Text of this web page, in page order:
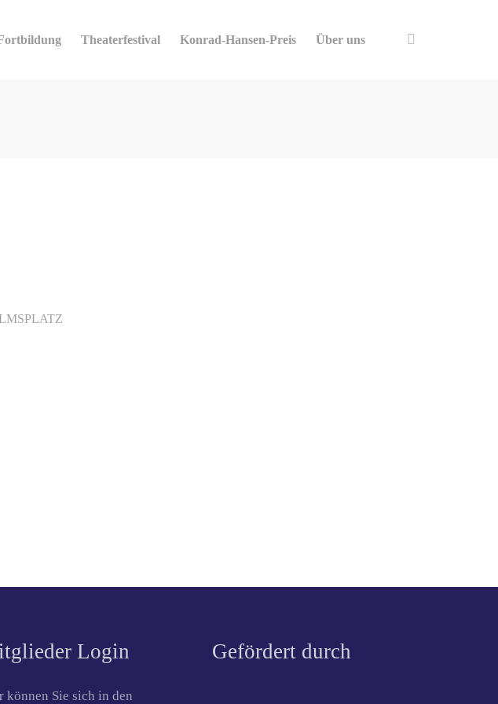
Theaterfestival Konrad-Hansen-Preis Über uns
Login
können Sie sich in den
Gefördert durch